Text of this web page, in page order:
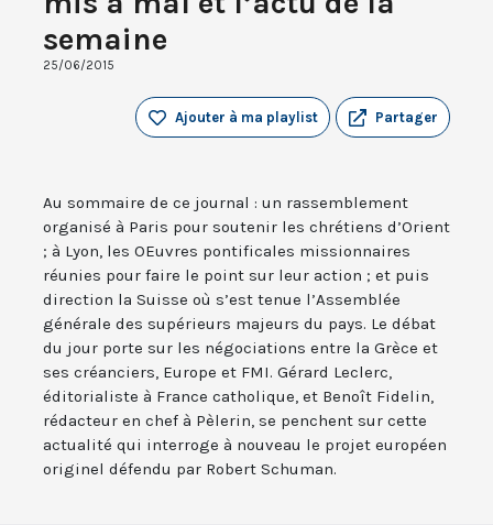
semaine
25/06/2015
Partager
Ajouter à ma playlist
Au sommaire de ce journal : un rassemblement
organisé à Paris pour soutenir les chrétiens d’Orient
; à Lyon, les OEuvres pontificales missionnaires
réunies pour faire le point sur leur action ; et puis
direction la Suisse où s’est tenue l’Assemblée
générale des supérieurs majeurs du pays. Le débat
du jour porte sur les négociations entre la Grèce et
ses créanciers, Europe et FMI. Gérard Leclerc,
éditorialiste à France catholique, et Benoît Fidelin,
rédacteur en chef à Pèlerin, se penchent sur cette
actualité qui interroge à nouveau le projet européen
originel défendu par Robert Schuman.